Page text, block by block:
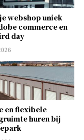
webshop uniek
commerce en
day
en flexibele
huren bij